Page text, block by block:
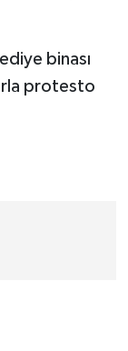
binası
protesto